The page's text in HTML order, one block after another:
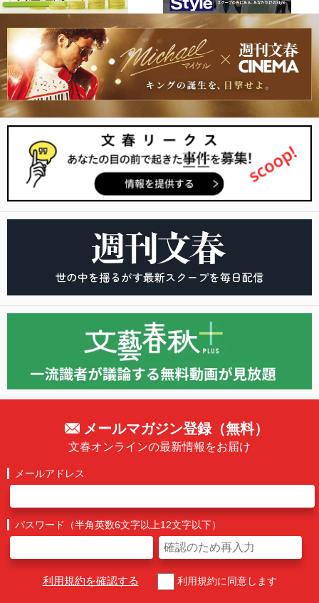
メールマガジン登録（無料）
文春オンラインの最新情報をお届け
メールアドレス
パスワード（半角英数6文字以上12文字以下）
利用規約を確認する 利用規約に同意します